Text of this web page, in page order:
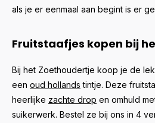
als je er eenmaal aan begint is er
Fruitstaafjes kopen bij
Bij het Zoethoudertje koop je de
een oud hollands tintje. Deze
heerlijke zachte drop en omhuld
suikerwerk. Bestel ze bij ons in 4